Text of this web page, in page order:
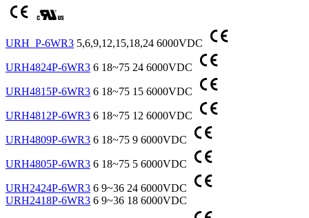
URH_P-6WR3 5,6,9,12,15,18,24 6000VDC
URH4824P-6WR3 6 18~75 24 6000VDC
URH4815P-6WR3 6 18~75 15 6000VDC
URH4812P-6WR3 6 18~75 12 6000VDC
URH4809P-6WR3 6 18~75 9 6000VDC
URH4805P-6WR3 6 18~75 5 6000VDC
URH2424P-6WR3 6 9~36 24 6000VDC
URH2418P-6WR3 6 9~36 18 6000VDC